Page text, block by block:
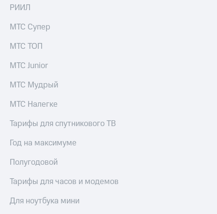
РИИЛ
МТС Супер
МТС ТОП
МТС Junior
МТС Мудрый
МТС Налегке
Тарифы для спутникового ТВ
Год на максимуме
Полугодовой
Тарифы для часов и модемов
Для ноутбука мини